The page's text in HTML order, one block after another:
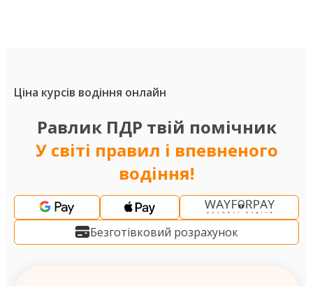
Ціна курсів водіння онлайн
Равлик ПДР твій помічник
У світі правил і впевненого
водіння!
Безготівковий розрахунок